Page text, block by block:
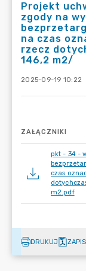
Projekt
zgody na
na czas
rzecz
146,2 m2/
2025-09-19 10:22
ZAŁĄCZNIKI
pkt - 34 -
czas
m2.pdf
DRUKUJ